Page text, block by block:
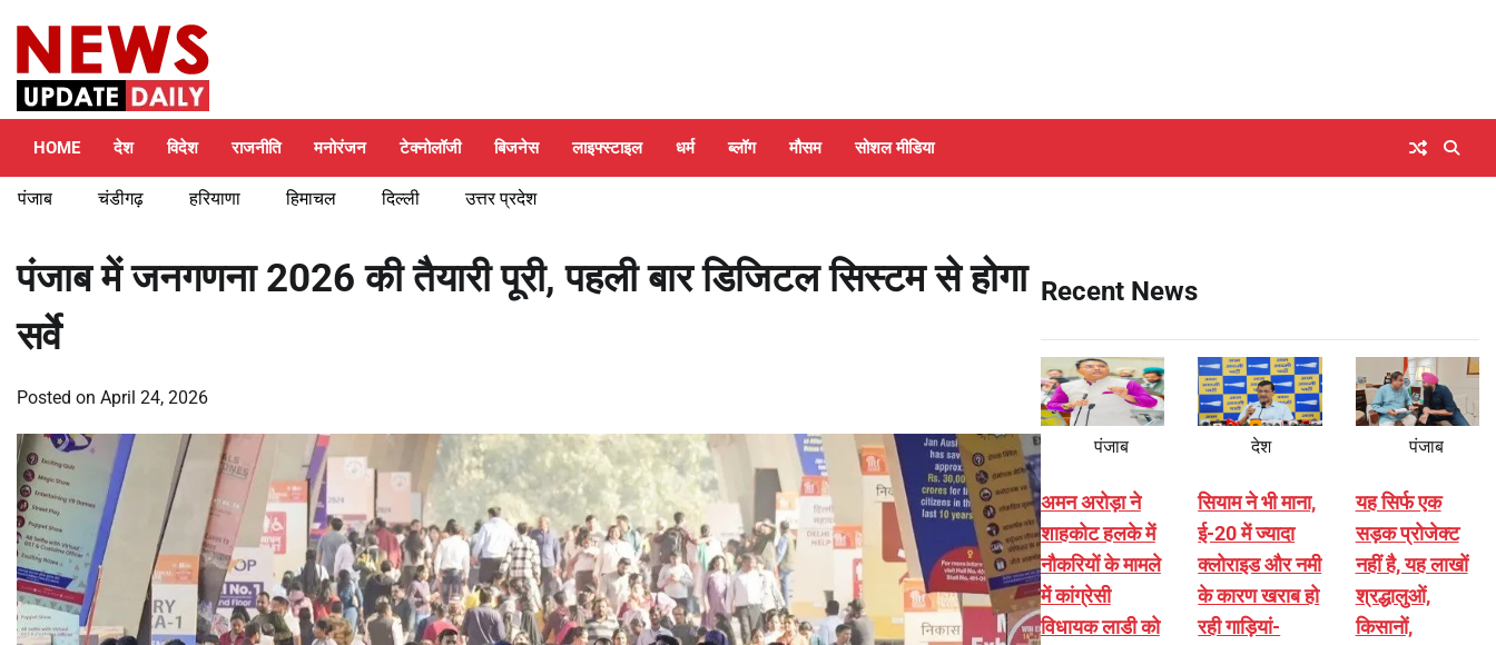
content
HOME देश विदेश राजनीति मनोरंजन टेक्नोलॉजी बिजनेस लाइफ्स्टाइल धर्म ब्लॉग मौसम सोशल मीडिया
पंजाब चंडीगढ़ हरियाणा हिमाचल दिल्ली उत्तर प्रदेश
पंजाब में जनगणना 2026 की तैयारी पूरी, पहली बार डिजिटल सिस्टम से होगा
सर्वे
Posted on April 24, 2026
Recent News
पंजाब
अमन अरोड़ा ने
शाहकोट हलके में
नौकरियों के मामले
में कांग्रेसी
विधायक लाडी को
देश
सियाम ने भी माना,
ई-20 में ज्यादा
क्लोराइड और नमी
के कारण खराब हो
रही गाड़ियां-
पंजाब
यह सिर्फ एक
सड़क प्रोजेक्ट
नहीं है, यह लाखों
श्रद्धालुओं,
किसानों,